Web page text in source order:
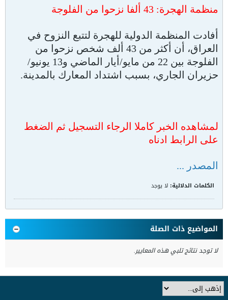
منظمة الهجرة: 43 ألفا نزحوا من الفلوجة
أفادت المنظمة الدولية للهجرة لتتبع النزوح في
العراق، أن أكثر من 43 ألف شخص نزحوا من
الفلوجة بين 22 من مايو/أيار الماضي و13 يونيو/
حزيران الجاري، بسبب اشتداد المعارك بالمدينة.
لمشاهده الخبر كاملا الرجاء التسجيل ثم الضغط
على الرابط ادناه
المصدر ...
الكلمات الدلالية: لا يوجد
المواضيع ذات الصلة
لا توجد نتائج تلبي هذه المعايير.